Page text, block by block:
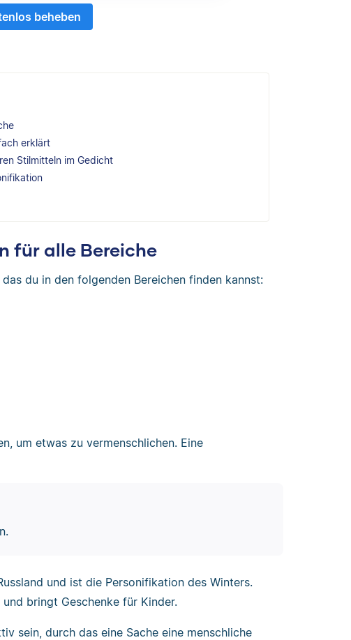
beheben
erklärt
Stilmitteln im Gedicht
für alle Bereiche
das du in den folgenden Bereichen finden kannst:
um etwas zu vermenschlichen. Eine
und ist die Personifikation des Winters.
bringt Geschenke für Kinder.
sein, durch das eine Sache eine menschliche